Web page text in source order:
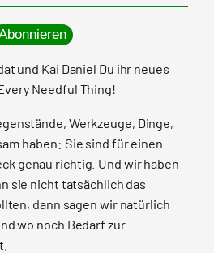
und Kai Daniel Du ihr neues
Needful Thing!
Werkzeuge, Dinge,
haben: Sie sind für einen
genau richtig. Und wir haben
sie nicht tatsächlich das
dann sagen wir natürlich
wo noch Bedarf zur